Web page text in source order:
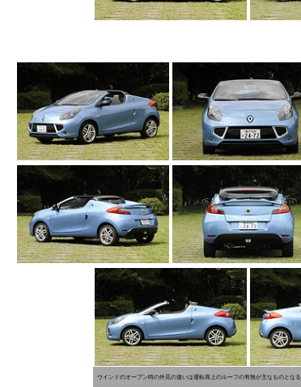
ウインドのオープン時の外見の違いは運転席上のルーフの有無が主なものとなる